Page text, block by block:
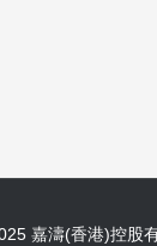
嘉濤(香港)控股